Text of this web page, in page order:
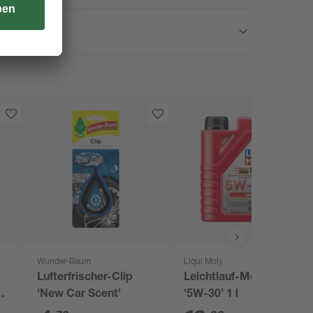
Wunder-Baum
Lufterfrischer-Clip
'New Car Scent'
Liqui Moly
Leichtlauf-Motoröl
'5W-30' 1 l